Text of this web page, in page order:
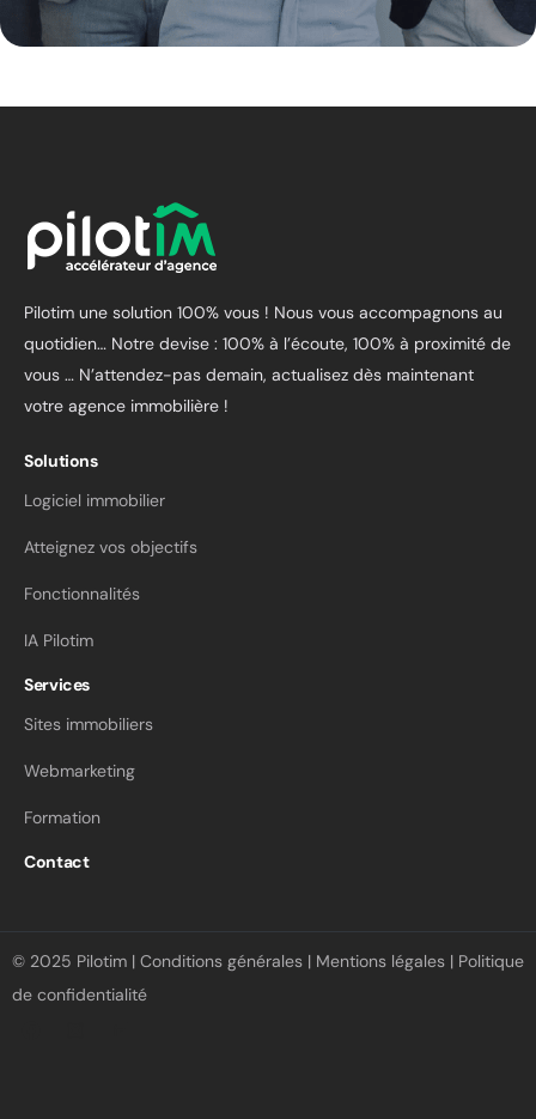
Pilotim une solution 100% vous ! Nous vous accompagnons au
quotidien… Notre devise : 100% à l’écoute, 100% à proximité de
vous … N’attendez-pas demain, actualisez dès maintenant
votre agence immobilière !
Solutions
Logiciel immobilier
Atteignez vos objectifs
Fonctionnalités
IA Pilotim
Services
Sites immobiliers
Webmarketing
Formation
Contact
© 2025 Pilotim | Conditions générales | Mentions légales | Politique
de confidentialité